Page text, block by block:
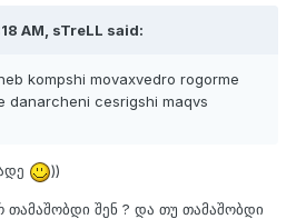
AM, sTreLL said:
kompshi movaxvedro rogorme
danarcheni cesrigshi maqvs
))
თამაშობდი შენ ? და თუ თამაშობდი